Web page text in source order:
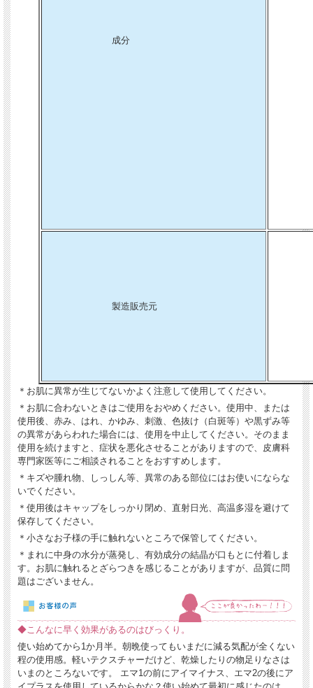
成分
製造販売元
＊お肌に異常が生じてないかよく注意して使用してください。
＊お肌に合わないときはご使用をおやめください。使用中、または
使用後、赤み、はれ、かゆみ、刺激、色抜け（白斑等）や黒ずみ等
の異常があらわれた場合には、使用を中止してください。そのまま
使用を続けますと、症状を悪化させることがありますので、皮膚科
専門家医等にご相談されることをおすすめします。
＊キズや腫れ物、しっしん等、異常のある部位にはお使いにならな
いでください。
＊使用後はキャップをしっかり閉め、直射日光、高温多湿を避けて
保存してください。
＊小さなお子様の手に触れないところで保管してください。
＊まれに中身の水分が蒸発し、有効成分の結晶が口もとに付着しま
す。お肌に触れるとざらつきを感じることがありますが、品質に問
題はございません。
◆こんなに早く効果があるのはびっくり。
使い始めてから1か月半。朝晩使ってもいまだに減る気配が全くない
程の使用感。軽いテクスチャーだけど、乾燥したりの物足りなさは
いまのところないです。 エマ1の前にアイマイナス、エマ2の後にア